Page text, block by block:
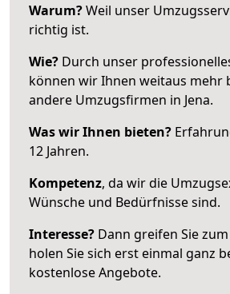
Warum?Weil unser
richtig ist.
Wie? Durch unser
können wir Ihnen weitaus mehr
andere Umzugsfirmen in Jena.
Was wir Ihnen bieten?
12 Jahren.
Kompetenz, da wir die
Wünsche und Bedürfnisse sind.
Interesse? Dann greifen Sie
holen Sie sich erst einmal ganz
kostenlose Angebote.